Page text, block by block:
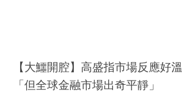
【大鱷開腔】高盛指市場反應好
「但全球金融市場出奇平靜」